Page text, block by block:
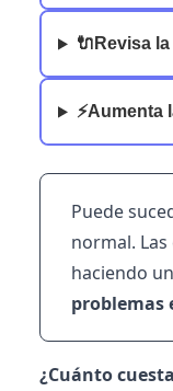
🔌Revisa
⚡️Aumenta
Puede
normal.
haciendo
problemas
¿Cuánto